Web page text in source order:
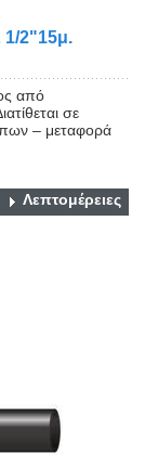
2"15μ.
από
σε
– μεταφορά
Λεπτομέρειες